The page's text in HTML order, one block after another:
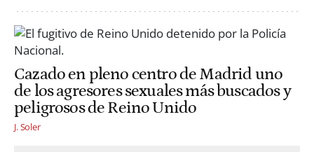
Cazado en pleno centro de Madrid uno
de los agresores sexuales más buscados y
peligrosos de Reino Unido
J. Soler